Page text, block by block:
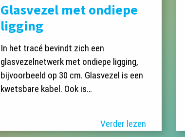
Glasvezel met ondiepe
ligging
In het tracé bevindt zich een
glasvezelnetwerk met ondiepe ligging,
bijvoorbeeld op 30 cm. Glasvezel is een
kwetsbare kabel. Ook is…
Verder lezen